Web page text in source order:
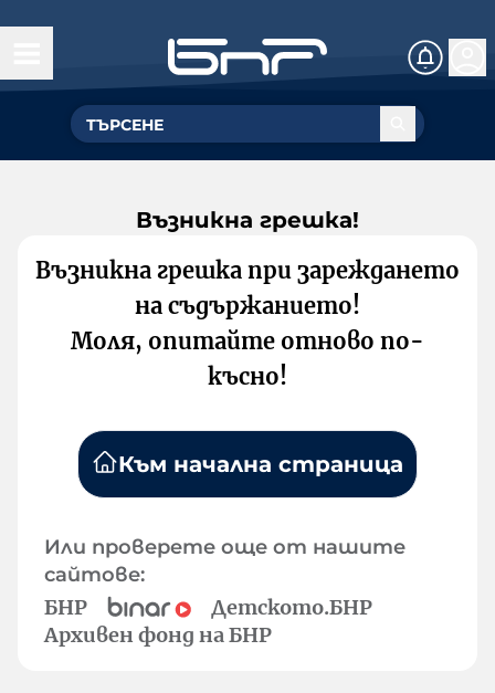
Възникна грешка!
Възникна грешка при зареждането
на съдържанието!
Моля, опитайте отново по-
късно!
Към начална страница
Или проверете още от нашите
сайтове:
БНР
Детското.БНР
Архивен фонд на БНР